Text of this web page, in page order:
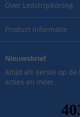
Over LedstripKoning
Product informatie
Nieuwsbrief
Altijd als eerste op de
acties en meer.